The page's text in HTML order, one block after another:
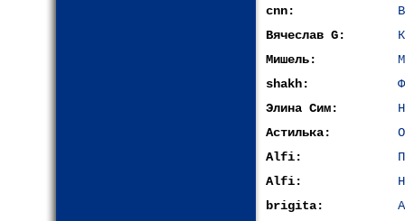
cnn:
Вячеслав G:
Мишель:
shakh:
Элина Сим:
Астилька:
Alfi:
Alfi:
brigita: